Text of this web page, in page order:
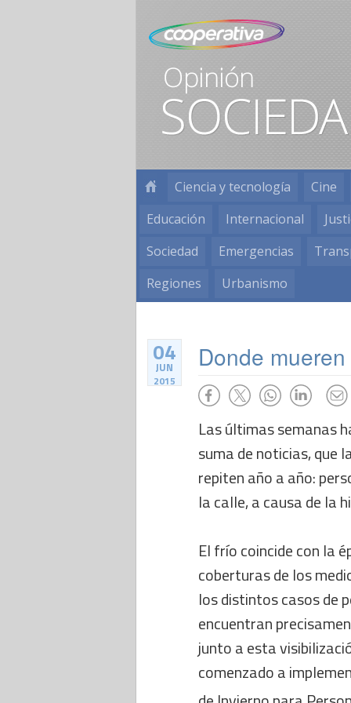
Ciencia y tecnología
Cine
Educación
Internacional
Sociedad
Emergencias
Regiones
Urbanismo
04
JUN
2015
Donde
Las últimas semanas
suma de noticias, que
repiten año a año:
la calle, a causa de la
El frío coincide con la
coberturas de los
los distintos casos de
encuentran
junto a esta
comenzado a